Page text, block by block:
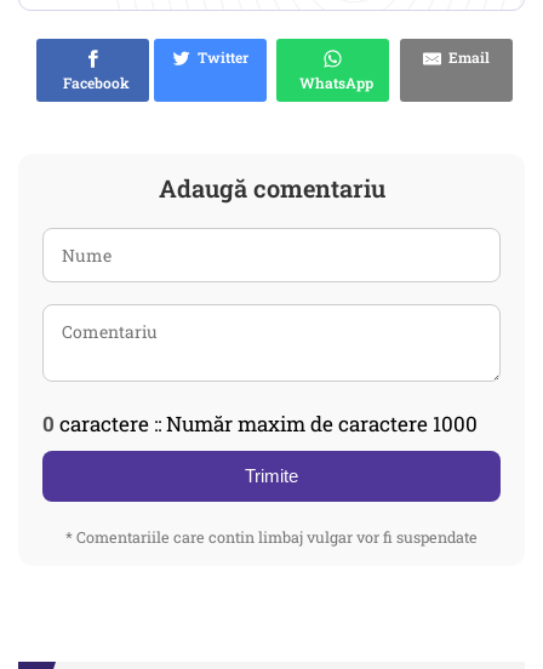
Facebook
Twitter
WhatsApp
Email
Adaugă comentariu
0 caractere :: Număr maxim de caractere 1000
Trimite
* Comentariile care contin limbaj vulgar vor fi suspendate